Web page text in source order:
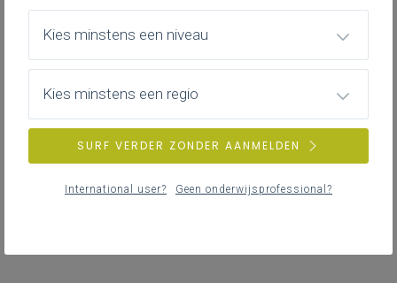
Kies minstens een niveau
Kies minstens een regio
SURF VERDER ZONDER AANMELDEN
International user? Geen onderwijsprofessional?